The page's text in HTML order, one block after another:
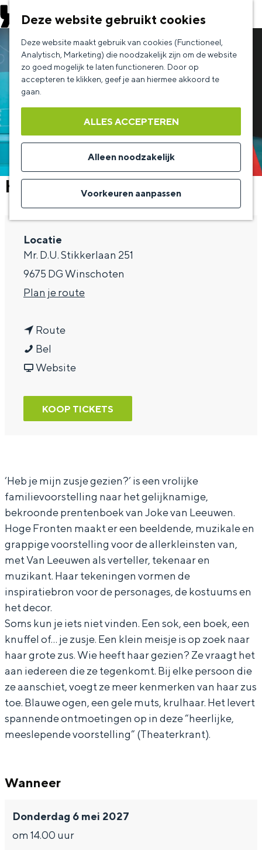
Deze website gebruikt cookies
Deze website maakt gebruik van cookies (Functioneel,
Analytisch, Marketing) die noodzakelijk zijn om de website
zo goed mogelijk te laten functioneren. Door op
accepteren te klikken, geef je aan hiermee akkoord te
gaan.
ALLES ACCEPTEREN
Alleen noodzakelijk
Voorkeuren aanpassen
a
n
a
r
e
Hoge Fronten
Locatie
Mr. D.U. Stikkerlaan 251
9675 DG Winschoten
Plan je routen
g
e
o
n
t
e
Routen
a
H
o
F
r
o
n
e
n
Bel
o
e
F
n
t
e
n
Websitev
n
H
e
F
r
o
t
e
KOOP TICKETS
‘Heb je mijn zusje gezien?’ is een vrolijke
familievoorstelling naar het gelijknamige,
bekroonde prentenboek van Joke van Leeuwen.
Hoge Fronten maakt er een beeldende, muzikale en
grappige voorstelling voor de allerkleinsten van,
met Van Leeuwen als verteller, tekenaar en
muzikant. Haar tekeningen vormen de
inspiratiebron voor de personages, de kostuums en
het decor.
Soms kun je iets niet vinden. Een sok, een boek, een
knuffel of… je zusje. Een klein meisje is op zoek naar
haar grote zus. Wie heeft haar gezien? Ze vraagt het
aan iedereen die ze tegenkomt. Bij elke persoon die
ze aanschiet, voegt ze meer kenmerken van haar zus
toe. Blauwe ogen, een gele muts, krulhaar. Het levert
spannende ontmoetingen op in deze “heerlijke,
meeslepende voorstelling” (Theaterkrant).
Wanneer
Donderdag 6 mei 2027
om 14.00 uur